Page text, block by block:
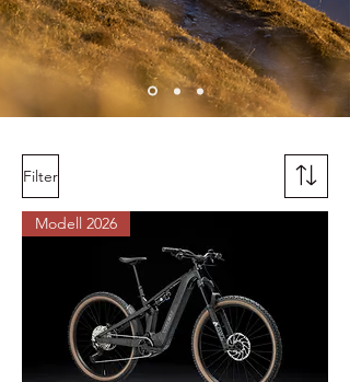
Filter
Modell 2026